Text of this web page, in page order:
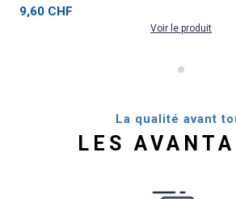
9,60 CHF
Voir le produit
La qualité avant
LES